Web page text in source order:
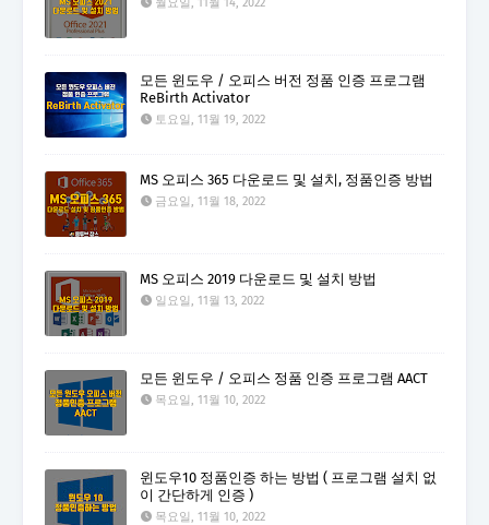
모든 윈도우 / 오피스 버전 정품 인증 프로그램
ReBirth Activator
토요일, 11월 19, 2022
MS 오피스 365 다운로드 및 설치, 정품인증 방법
금요일, 11월 18, 2022
MS 오피스 2019 다운로드 및 설치 방법
일요일, 11월 13, 2022
모든 윈도우 / 오피스 정품 인증 프로그램 AACT
목요일, 11월 10, 2022
윈도우10 정품인증 하는 방법 ( 프로그램 설치 없
이 간단하게 인증 )
목요일, 11월 10, 2022